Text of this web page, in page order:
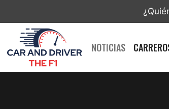
NOTICIAS